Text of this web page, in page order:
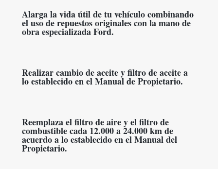
Alarga la vida útil de tu vehículo combinando
el uso de repuestos originales con la mano de
obra especializada Ford.
Realizar cambio de aceite y filtro de aceite a
lo establecido en el Manual de Propietario.
Reemplaza el filtro de aire y el filtro de
combustible cada 12.000 a 24.000 km de
acuerdo a lo establecido en el Manual del
Propietario.